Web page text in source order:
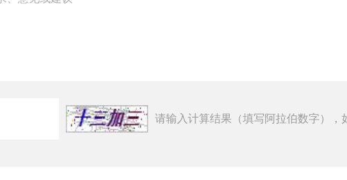
请输入计算结果（填写阿拉伯数字），